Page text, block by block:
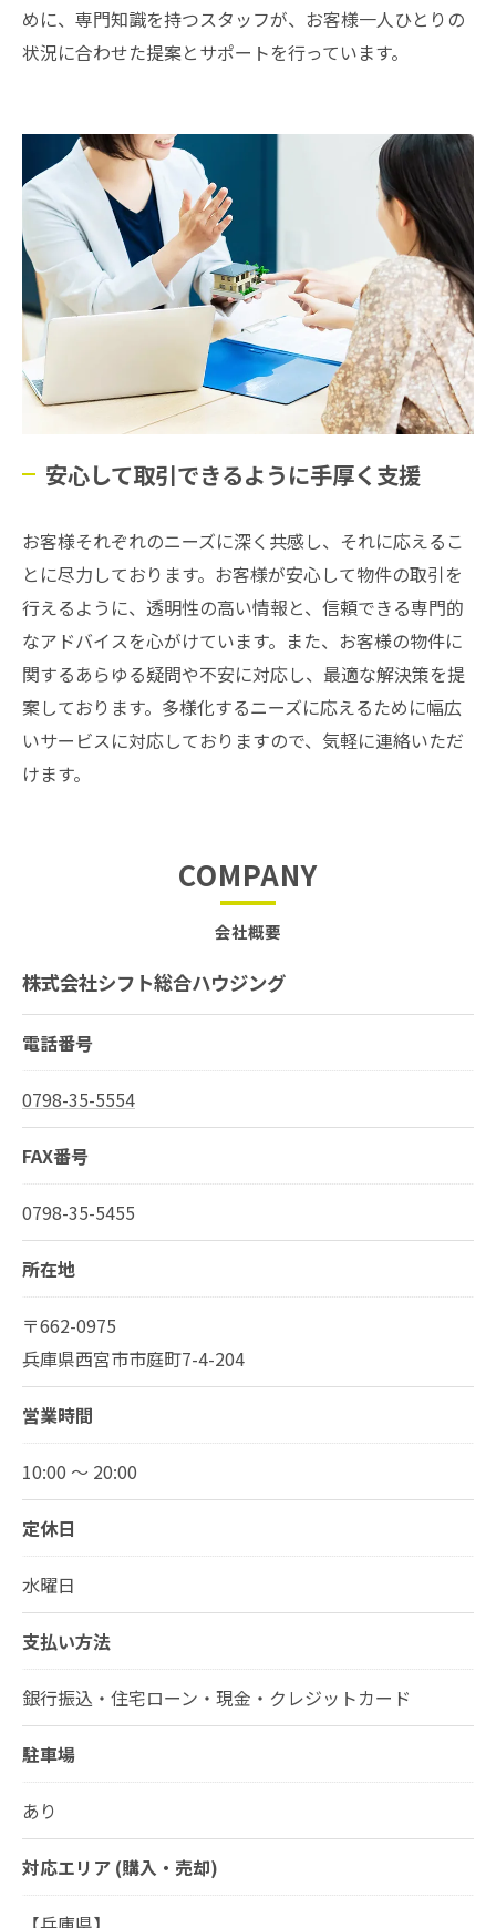
めに、専門知識を持つスタッフが、お客様一人ひとりの
状況に合わせた提案とサポートを行っています。
安心して取引できるように手厚く支援
お客様それぞれのニーズに深く共感し、それに応えるこ
とに尽力しております。お客様が安心して物件の取引を
行えるように、透明性の高い情報と、信頼できる専門的
なアドバイスを心がけています。また、お客様の物件に
関するあらゆる疑問や不安に対応し、最適な解決策を提
案しております。多様化するニーズに応えるために幅広
いサービスに対応しておりますので、気軽に連絡いただ
けます。
COMPANY
会社概要
株式会社シフト総合ハウジング
電話番号
0798-35-5554
FAX番号
0798-35-5455
所在地
〒662-0975
兵庫県西宮市市庭町7-4-204
営業時間
10:00 ～ 20:00
定休日
水曜日
支払い方法
銀行振込・住宅ローン・現金・クレジットカード
駐車場
あり
対応エリア (購入・売却)